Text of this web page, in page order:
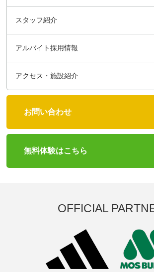
スタッフ紹介
アルバイト採用情報
アクセス・施設紹介
お問い合わせ
無料体験はこちら
OFFICIAL